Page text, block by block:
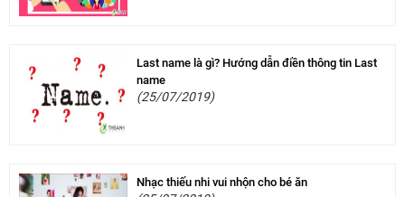
Last name là gì? Hướng dẫn điền thông tin Last
name
(25/07/2019)
Nhạc thiếu nhi vui nhộn cho bé ăn